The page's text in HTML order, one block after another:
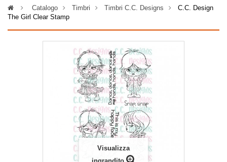
> Catalogo > Timbri > Timbri C.C. Designs >
C.C. Design
The Girl Clear Stamp
Visualizza